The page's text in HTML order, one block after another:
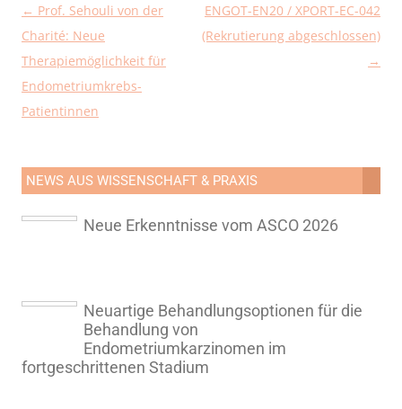
Beitragsnavigation
← Prof. Sehouli von der
Charité: Neue
Therapiemöglichkeit für
Endometriumkrebs-
Patientinnen
ENGOT-EN20 / XPORT-EC-042
(Rekrutierung abgeschlossen)
→
NEWS AUS WISSENSCHAFT & PRAXIS
Neue Erkenntnisse vom ASCO 2026
Neuartige Behandlungsoptionen für die
Behandlung von
Endometriumkarzinomen im
fortgeschrittenen Stadium